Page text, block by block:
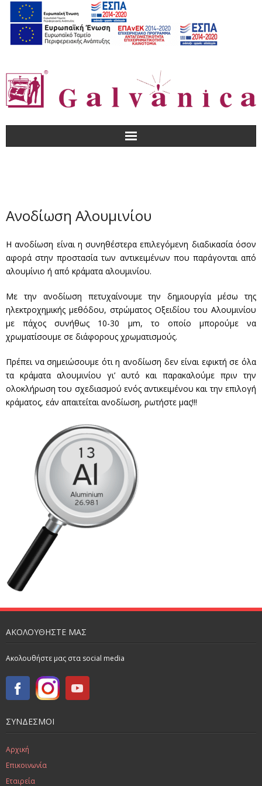
Προϊόντα – Υπηρεσίες
Που θα μας βρείτε
Επικοινωνία
Ανοδίωση Αλουμινίου
Η ανοδίωση είναι η συνηθέστερα επιλεγόμενη διαδικασία όσον
αφορά στην προστασία των αντικειμένων που παράγονται από
αλουμίνιο ή από κράματα αλουμινίου.
Με την ανοδίωση πετυχαίνουμε την δημιουργία μέσω της
ηλεκτροχημικής μεθόδου, στρώματος Οξειδίου του Αλουμινίου
με πάχος συνήθως 10-30 μm, το οποίο μπορούμε να
χρωματίσουμε σε διάφορους χρωματισμούς.
Πρέπει να σημειώσουμε ότι η ανοδίωση δεν είναι εφικτή σε όλα
τα κράματα αλουμινίου γι’ αυτό και παρακαλούμε πριν την
ολοκλήρωση του σχεδιασμού ενός αντικειμένου και την επιλογή
κράματος, εάν απαιτείται ανοδίωση, ρωτήστε μας!!!
ΑΚΟΛΟΥΘΗΣΤΕ ΜΑΣ
Ακολουθήστε μας στα social media
ΣΥΝΔΕΣΜΟΙ
Αρχική
Επικοινωνία
Εταιρεία